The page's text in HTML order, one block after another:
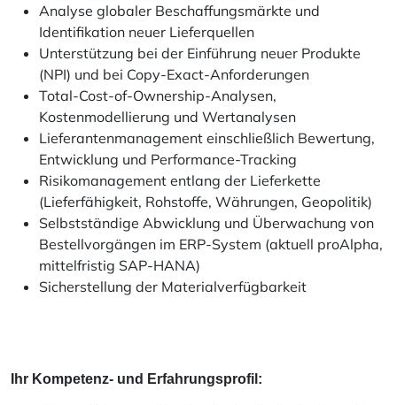
Analyse globaler Beschaffungsmärkte und
Identifikation neuer Lieferquellen
Unterstützung bei der Einführung neuer Produkte
(NPI) und bei Copy-Exact-Anforderungen
Total-Cost-of-Ownership-Analysen,
Kostenmodellierung und Wertanalysen
Lieferantenmanagement einschließlich Bewertung,
Entwicklung und Performance-Tracking
Risikomanagement entlang der Lieferkette
(Lieferfähigkeit, Rohstoffe, Währungen, Geopolitik)
Selbstständige Abwicklung und Überwachung von
Bestellvorgängen im ERP-System (aktuell proAlpha,
mittelfristig SAP-HANA)
Sicherstellung der Materialverfügbarkeit
Ihr Kompetenz- und Erfahrungsprofil: